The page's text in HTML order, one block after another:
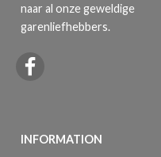
naar al onze geweldige
garenliefhebbers.
INFORMATION